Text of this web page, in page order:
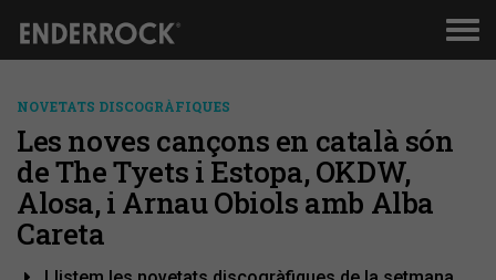
NOVETATS DISCOGRÀFIQUES
Les noves cançons en català són
de The Tyets i Estopa, OKDW,
Alosa, i Arnau Obiols amb Alba
Careta